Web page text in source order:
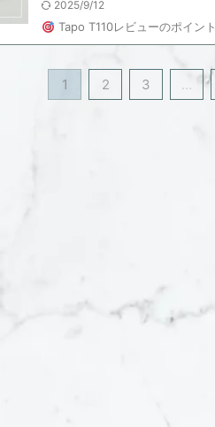
2025/9/12
Tapo T110レビューのポイント
1 2 3 …